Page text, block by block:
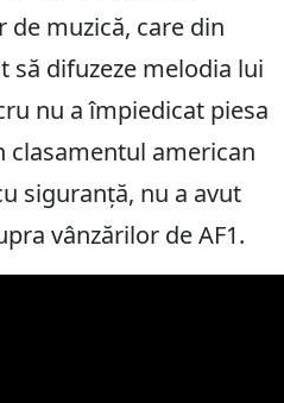
muzică, care din
să difuzeze melodia lui
nu a împiedicat piesa
clasamentul american
siguranță, nu a avut
vânzărilor de AF1.